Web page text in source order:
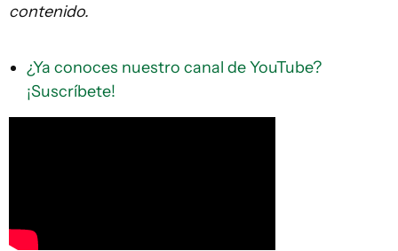
contenido.
¿Ya conoces nuestro canal de YouTube?
¡Suscríbete!